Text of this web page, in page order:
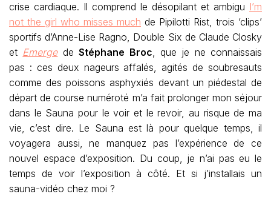
crise cardiaque. Il comprend le désopilant et ambigu I’m
not the girl who misses much de Pipilotti Rist, trois ‘clips’
sportifs d’Anne-Lise Ragno, Double Six de Claude Closky
et EmergedeStéphane Broc, que je ne connaissais
pas : ces deux nageurs affalés, agités de soubresauts
comme des poissons asphyxiés devant un piédestal de
départ de course numéroté m’a fait prolonger mon séjour
dans le Sauna pour le voir et le revoir, au risque de ma
vie, c’est dire. Le Sauna est là pour quelque temps, il
voyagera aussi, ne manquez pas l’expérience de ce
nouvel espace d’exposition. Du coup, je n’ai pas eu le
temps de voir l’exposition à côté. Et si j’installais un
sauna-vidéo chez moi ?